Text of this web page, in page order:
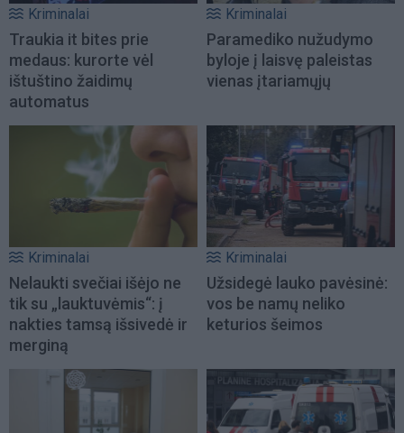
Kriminalai
Traukia it bites prie
medaus: kurorte vėl
ištuštino žaidimų
automatus
Kriminalai
Paramediko nužudymo
byloje į laisvę paleistas
vienas įtariamųjų
Kriminalai
Nelaukti svečiai išėjo ne
tik su „lauktuvėmis“: į
nakties tamsą išsivedė ir
merginą
Kriminalai
Užsidegė lauko pavėsinė:
vos be namų neliko
keturios šeimos